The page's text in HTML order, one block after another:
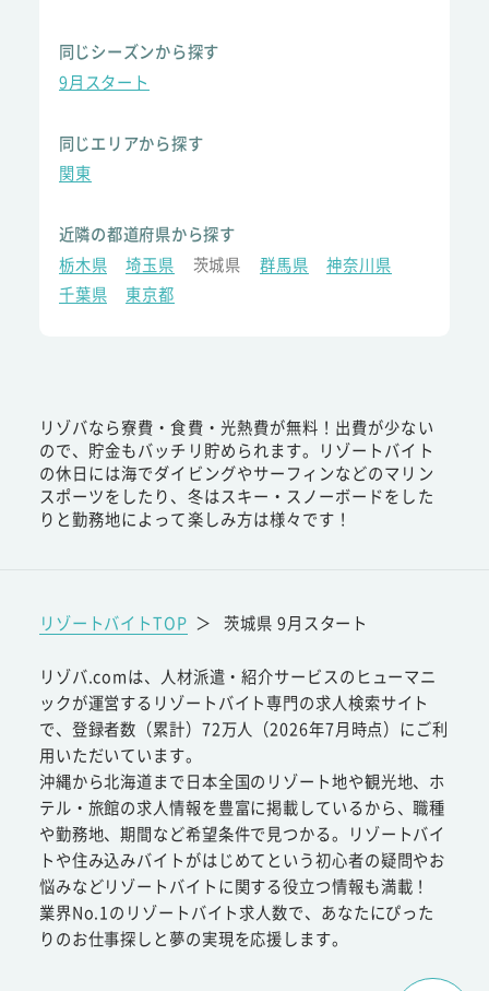
同じシーズンから探す
9月スタート
同じエリアから探す
関東
近隣の都道府県から探す
栃木県
埼玉県 茨城県 群馬県
神奈川県
千葉県
東京都
リゾバなら寮費・食費・光熱費が無料！出費が少ない
ので、貯金もバッチリ貯められます。リゾートバイト
の休日には海でダイビングやサーフィンなどのマリン
スポーツをしたり、冬はスキー・スノーボードをした
りと勤務地によって楽しみ方は様々です！
リゾートバイトTOP ＞ 茨城県 9月スタート
リゾバ.comは、人材派遣・紹介サービスのヒューマニ
ックが運営するリゾートバイト専門の求人検索サイト
で、登録者数（累計）72万人（2026年7月時点）にご利
用いただいています。
沖縄から北海道まで日本全国のリゾート地や観光地、ホ
テル・旅館の求人情報を豊富に掲載しているから、職種
や勤務地、期間など希望条件で見つかる。リゾートバイ
トや住み込みバイトがはじめてという初心者の疑問やお
悩みなどリゾートバイトに関する役立つ情報も満載！
業界No.1のリゾートバイト求人数で、あなたにぴった
りのお仕事探しと夢の実現を応援します。